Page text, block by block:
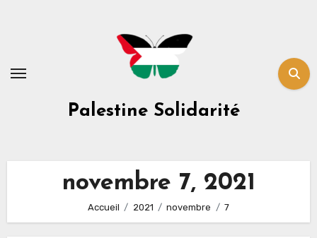
Palestine Solidarité
novembre 7, 2021
Accueil 2021 novembre 7